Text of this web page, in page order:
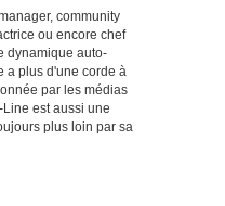
community
ou encore chef
dynamique auto-
a plus d'une corde à
par les médias
est aussi une
plus loin par sa